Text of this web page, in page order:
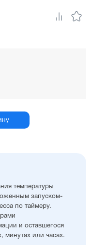
температуры
запуском-
по таймеру.
и оставшегося
минутах или часах.